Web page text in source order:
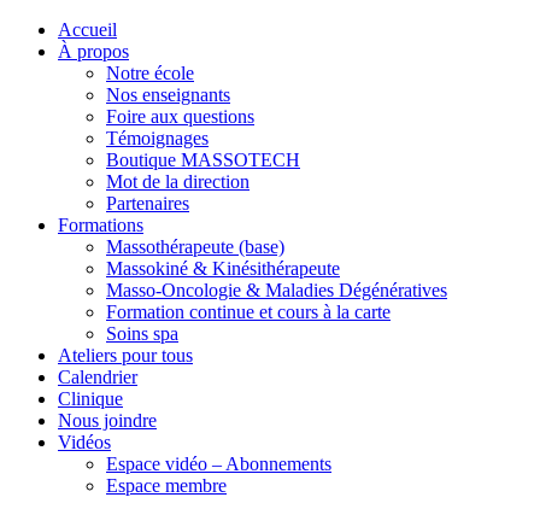
Accueil
À propos
Notre école
Nos enseignants
Foire aux questions
Témoignages
Boutique MASSOTECH
Mot de la direction
Partenaires
Formations
Massothérapeute (base)
Massokiné & Kinésithérapeute
Masso-Oncologie & Maladies Dégénératives
Formation continue et cours à la carte
Soins spa
Ateliers pour tous
Calendrier
Clinique
Nous joindre
Vidéos
Espace vidéo – Abonnements
Espace membre